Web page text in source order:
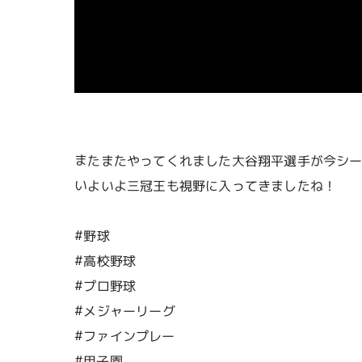
またまたやってくれました大谷翔平選手が今シ
いよいよ三冠王も視野に入ってきましたね！
#野球
#高校野球
#プロ野球
#メジャーリーグ
#ファインプレー